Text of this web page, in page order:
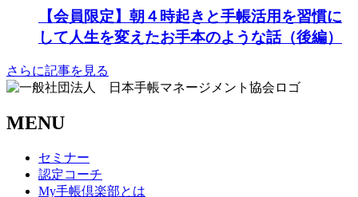
【会員限定】朝４時起きと手帳活用を習慣に
して人生を変えたお手本のような話（後編）
さらに記事を見る
MENU
セミナー
認定コーチ
My手帳倶楽部とは